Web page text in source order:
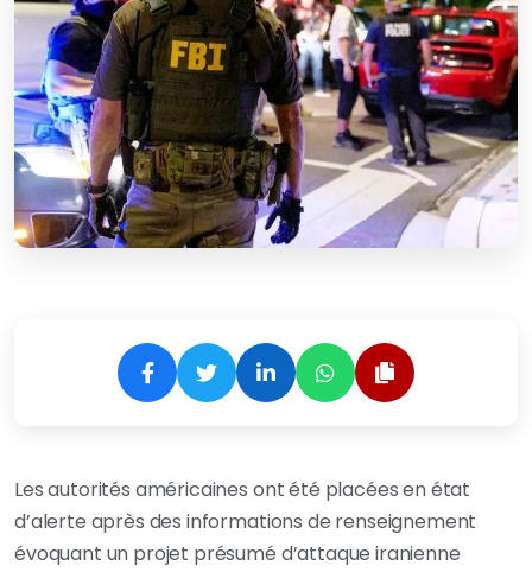
Les autorités américaines ont été placées en état
d’alerte après des informations de renseignement
évoquant un projet présumé d’attaque iranienne